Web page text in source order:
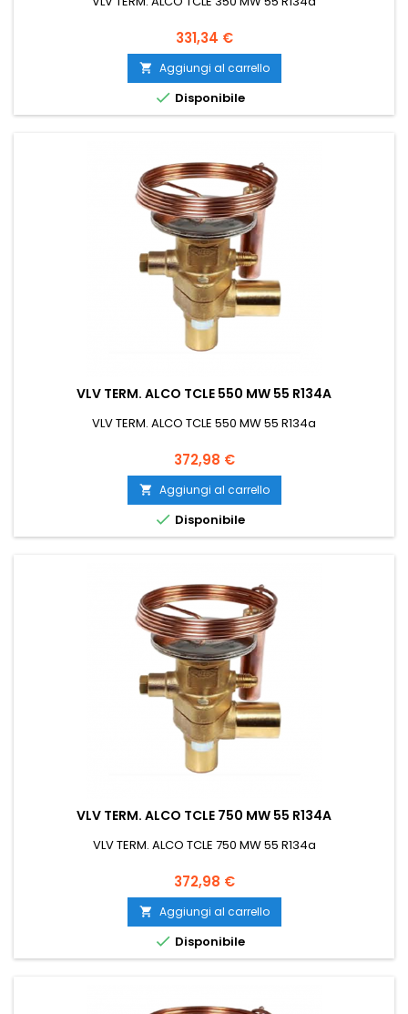
Prezzo
331,34 €
 Aggiungi al carrello
 Disponibile
VLV TERM. ALCO TCLE 550 MW 55 R134A
VLV TERM. ALCO TCLE 550 MW 55 R134a
Prezzo
372,98 €
 Aggiungi al carrello
 Disponibile
VLV TERM. ALCO TCLE 750 MW 55 R134A
VLV TERM. ALCO TCLE 750 MW 55 R134a
Prezzo
372,98 €
 Aggiungi al carrello
 Disponibile